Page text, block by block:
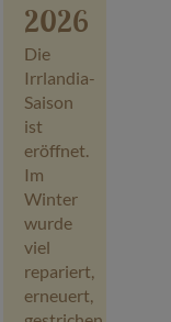
2026
Die
Irrlandia-
Saison
ist
eröffnet.
Im
Winter
wurde
viel
repariert,
erneuert,